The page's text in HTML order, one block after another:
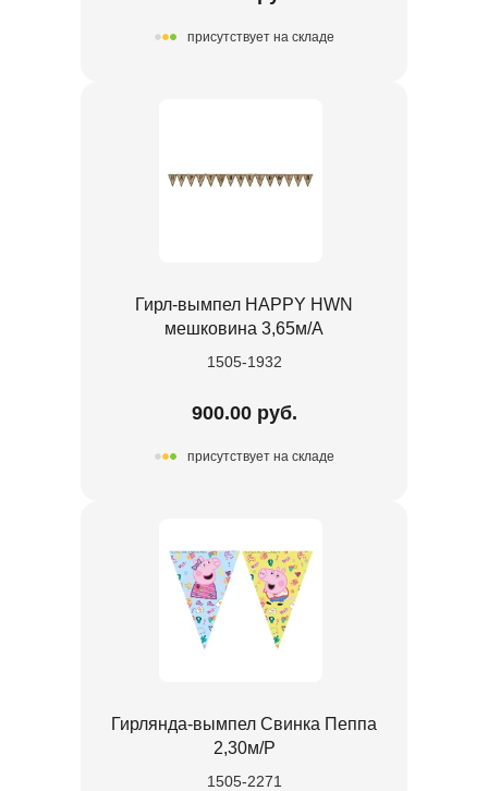
присутствует на складе
Гирл-вымпел HAPPY HWN
мешковина 3,65м/A
1505-1932
900.00 руб.
присутствует на складе
Гирлянда-вымпел Свинка Пеппа
2,30м/P
1505-2271